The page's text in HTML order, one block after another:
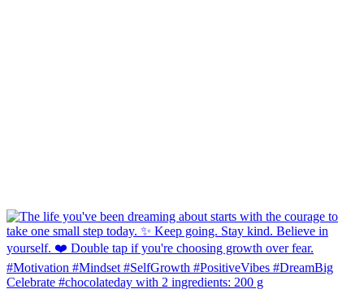
Celebrate #chocolateday with 2 ingredients: 200 g